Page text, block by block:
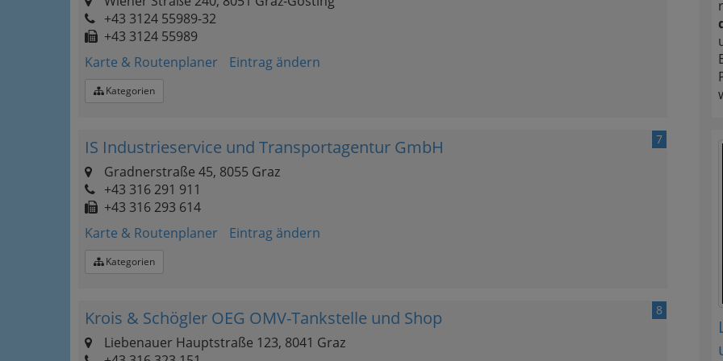
+43 3124 55989-32
+43 3124 55989
Karte & Routenplaner
Eintrag ändern
Kategorien
7
IS Industrieservice und Transportagentur GmbH
Gradnerstraße 45, 8055 Graz
+43 316 291 911
+43 316 293 614
Karte & Routenplaner
Eintrag ändern
Kategorien
8
Krois & Schögler OEG OMV-Tankstelle und Shop
Liebenauer Hauptstraße 123, 8041 Graz